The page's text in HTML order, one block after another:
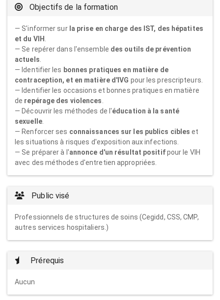
Objectifs de la formation
— S'informer surla prise en charge des IST, des hépatites
et du VIH
— Se repérer dans l'ensemble des outils de prévention
actuels
— Identifier les bonnes pratiques en matière de
contraception, et en matière d'IVG pour les prescripteurs.
— Identifier les occasions et bonnes pratiques en matière
de repérage des violences
— Découvrir les méthodes de l'éducation à la santé
sexuelle.
— Renforcer ses connaissances sur les publics cibleset
les situations à risques d'exposition aux infections.
— Se préparer à l'annonce d'un résultat positifpour le VIH
avec des méthodes d'entretien appropriées.
Public visé
Professionnels de structures de soins (Cegidd, CSS, CMP,
autres services hospitaliers.)
Prérequis
Aucun